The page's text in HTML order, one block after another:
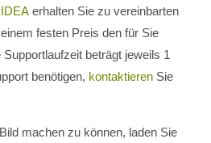
erhalten Sie zu vereinbarten
festen Preis den für Sie
beträgt jeweils 1
benötigen, kontaktieren Sie
machen zu können, laden Sie